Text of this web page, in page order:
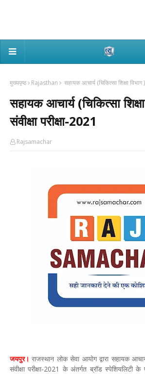
मुख्यपृष्ठ Rajasthan सहायक आचार्य (चिकित्सा शिक्षा विभाग )
सहायक आचार्य (चिकित्सा
संवीक्षा परीक्षा-2021
Rajsamachar
जयपुर।राजस्थान लोक सेवा आयोग द्वारा सहायक
संवीक्षा परीक्षा-2021 के अंतर्गत ब्रॉड स्पेशियलिटी